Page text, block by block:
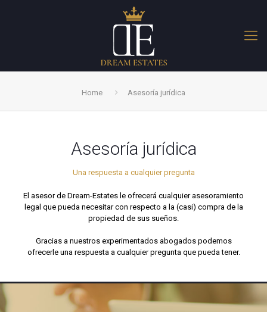
Home Asesoría jurídica
Asesoría jurídica
Una respuesta a cualquier pregunta
El asesor de Dream-Estates le ofrecerá cualquier asesoramiento
legal que pueda necesitar con respecto a la (casi) compra de la
propiedad de sus sueños.
Gracias a nuestros experimentados abogados podemos
ofrecerle una respuesta a cualquier pregunta que pueda tener.